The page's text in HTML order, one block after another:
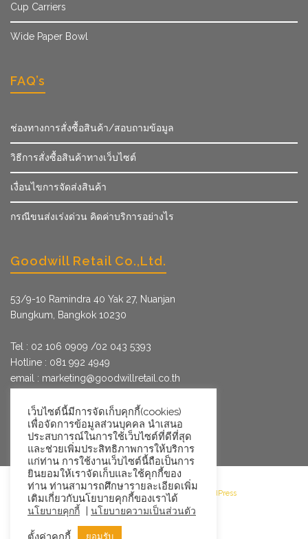
Cup Carriers
Wide Paper Bowl
FAQ’s
ช่องทางการสั่งซื้อสินค้า/สอบถามข้อมูล
วิธีการสั่งซื้อสินค้าทางเว็บไซต์
เงื่อนไขการจัดส่งสินค้า
กรณีขนส่งเร่งด่วน คิดค่าบริการอย่างไร
Goodwill Retail Co.,Ltd.
53/9­-10 Ramindra 40 Yak 27, Nuanjan
Bungkum, Bangkok 10230
Tel : 02 106 0909 /02 043 5393
Hotline : 081 992 4949
email : marketing@goodwillretail.co.th
FB : gwretail
©2026 Goodwill Retail · Powered by WordPress
เว็บไซต์นี้มีการจัดเก็บคุกกี้(cookies)
เพื่อจัดการข้อมูลส่วนบุคคล นำเสนอ
ประสบการณ์ในการใช้เว็บไซต์ที่ดีที่สุด
และช่วยเพิ่มประสิทธิภาพการให้บริการ
แก่ท่าน การใช้งานเว็บไซต์นี้ถือเป็นการ
ยินยอมให้เราจัดเก็บและใช้คุกกี้ของ
ท่าน ท่านสามารถศึกษารายละเอียดเพิ่ม
เติมเกี่ยวกับนโยบายคุกกี้ของเราได้
นโยบายคุกกี้ | นโยบายความเป็นส่วนตัว
ตั้งค่าคุกกี้ ยอมรับ